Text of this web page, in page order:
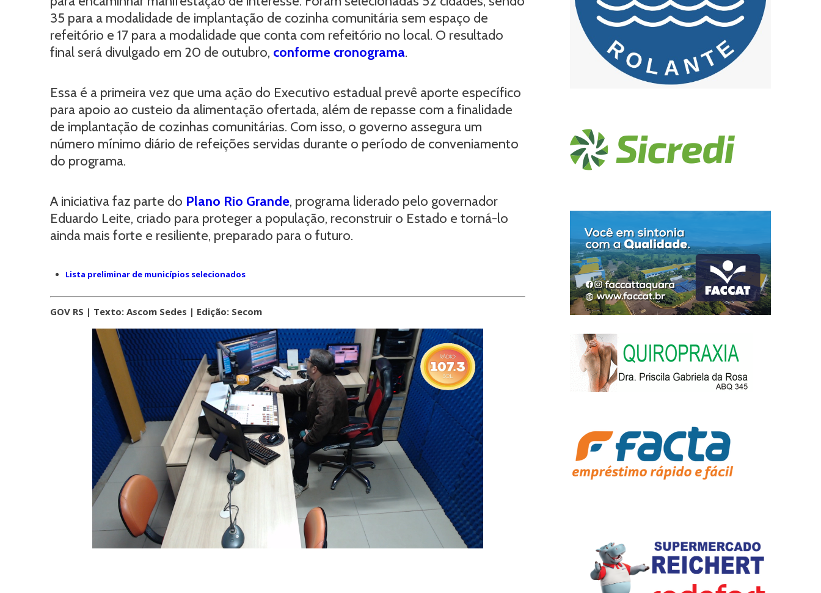
35 para a modalidade de implantação de cozinha comunitária sem espaço de
refeitório e 17 para a modalidade que conta com refeitório no local. O resultado
final será divulgado em 20 de outubro, conforme cronograma.
Essa é a primeira vez que uma ação do Executivo estadual prevê aporte específico
para apoio ao custeio da alimentação ofertada, além de repasse com a finalidade
de implantação de cozinhas comunitárias. Com isso, o governo assegura um
número mínimo diário de refeições servidas durante o período de conveniamento
do programa.
A iniciativa faz parte do Plano Rio Grande, programa liderado pelo governador
Eduardo Leite, criado para proteger a população, reconstruir o Estado e torná-lo
ainda mais forte e resiliente, preparado para o futuro.
Lista preliminar de municípios selecionados
GOV RS | Texto: Ascom Sedes | Edição: Secom